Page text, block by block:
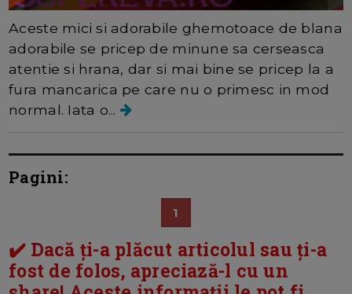
Aceste mici si adorabile ghemotoace de blana
adorabile se pricep de minune sa cerseasca
atentie si hrana, dar si mai bine se pricep la a
fura mancarica pe care nu o primesc in mod
normal. Iata o...
Pagini:
1
✔️ Dacă ți-a plăcut articolul sau ți-a
fost de folos, apreciază-l cu un